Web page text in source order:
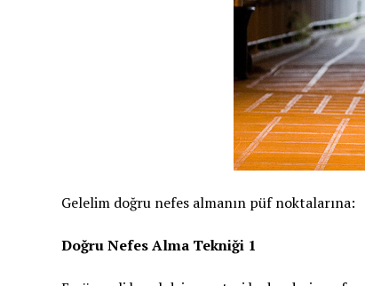
Gelelim doğru nefes almanın püf noktalarına:
Doğru Nefes Alma Tekniği 1